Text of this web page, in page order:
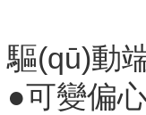
驅(qū)
●可變偏